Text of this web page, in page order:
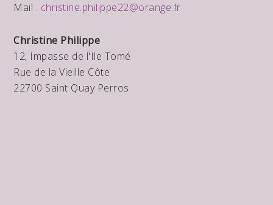
Mail : christine.philippe22@orange.fr
Christine Philippe
12, Impasse de l'Ile Tomé
Rue de la Vieille Côte
22700 Saint Quay Perros